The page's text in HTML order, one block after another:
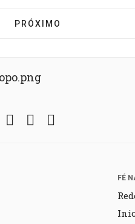
EM BRASÍLIA E
PRÓXIMO ARTIGO:
PRÓXIMO
YouTube
Fickr
FÉ